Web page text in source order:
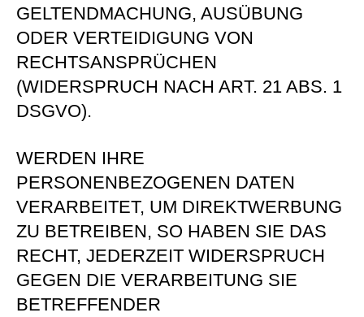
GELTENDMACHUNG, AUSÜBUNG
ODER VERTEIDIGUNG VON
RECHTSANSPRÜCHEN
(WIDERSPRUCH NACH ART. 21 ABS. 1
DSGVO).
WERDEN IHRE
PERSONENBEZOGENEN DATEN
VERARBEITET, UM DIREKTWERBUNG
ZU BETREIBEN, SO HABEN SIE DAS
RECHT, JEDERZEIT WIDERSPRUCH
GEGEN DIE VERARBEITUNG SIE
BETREFFENDER